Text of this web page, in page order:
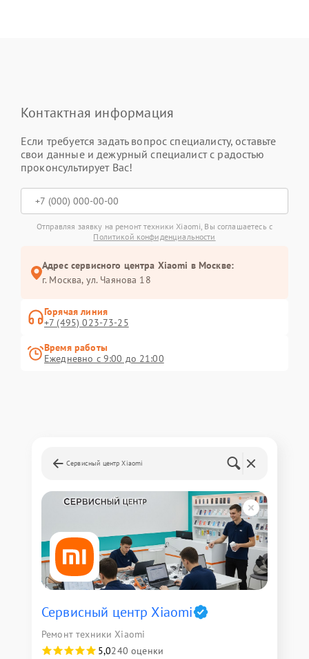
Контактная информация
Если требуется задать вопрос специалисту, оставьте
свои данные и дежурный специалист с радостью
проконсультирует Вас!
Отправляя заявку на ремонт техники Xiaomi, Вы соглашаетесь с
Политикой конфиденциальности
Адрес сервисного центра Xiaomi в Москве:
г. Москва, ул. Чаянова 18
Горячая линия
+7 (495) 023-73-25
Время работы
Ежедневно с 9:00 до 21:00
Сервисный центр Xiaomi
Сервисный центр Xiaomi
Ремонт техники Xiaomi
5,0240 оценки